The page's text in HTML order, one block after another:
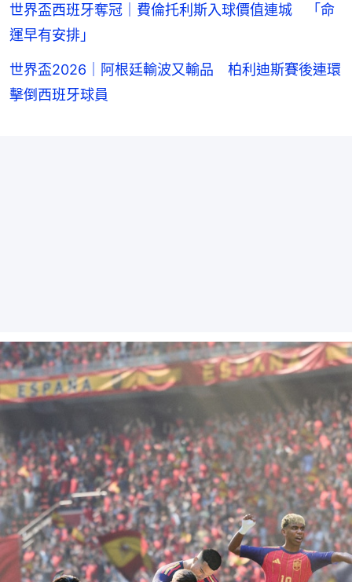
世界盃西班牙奪冠｜費倫托利斯入球價值連城 「命
運早有安排」
世界盃2026｜阿根廷輸波又輸品 柏利迪斯賽後連環
擊倒西班牙球員